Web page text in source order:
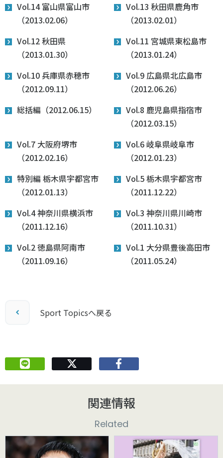
Vol.14 富山県富山市
（2013.02.06）
Vol.13 秋田県鹿角市
（2013.02.01）
Vol.12 秋田県
（2013.01.30）
Vol.11 宮城県東松島市
（2013.01.24）
Vol.10 兵庫県赤穂市
（2012.09.11）
Vol.9 広島県北広島市
（2012.06.26）
総括編（2012.06.15）
Vol.8 鹿児島県指宿市
（2012.03.15）
Vol.7 大阪府堺市
（2012.02.16）
Vol.6 岐阜県岐阜市
（2012.01.23）
特別編 栃木県宇都宮市
（2012.01.13）
Vol.5 栃木県宇都宮市
（2011.12.22）
Vol.4 神奈川県横浜市
（2011.12.16）
Vol.3 神奈川県川崎市
（2011.10.31）
Vol.2 徳島県阿南市
（2011.09.16）
Vol.1 大分県豊後高田市
（2011.05.24）
Sport Topicsへ戻る
関連情報
Related